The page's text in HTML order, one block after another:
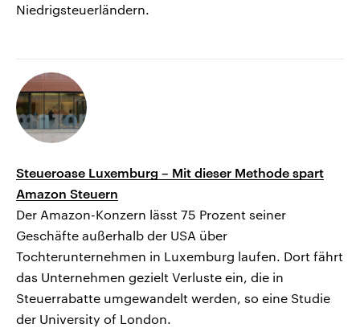
Niedrigsteuerländern.
Steueroase Luxemburg – Mit dieser Methode spart
Amazon Steuern
Der Amazon-Konzern lässt 75 Prozent seiner
Geschäfte außerhalb der USA über
Tochterunternehmen in Luxemburg laufen. Dort fährt
das Unternehmen gezielt Verluste ein, die in
Steuerrabatte umgewandelt werden, so eine Studie
der University of London.